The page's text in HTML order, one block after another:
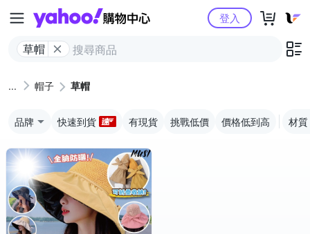
Yahoo購物中心
草帽
登入
帽子 草帽
品牌 快速到貨 有現貨 挑戰低價 價格低到高 材質